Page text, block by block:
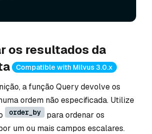
os resultados da
Compatible with Milvus 3.0.x
a função Query devolve os
ordem não especificada. Utilize
order_by
para ordenar os
um ou mais campos escalares.